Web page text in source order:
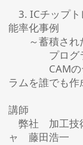
3. ICチップト
能率化事例
～蓄積され
プログラ
CAMのテン
ラムを誰でも作
講師
弊社 加工技
ャ 藤田浩一